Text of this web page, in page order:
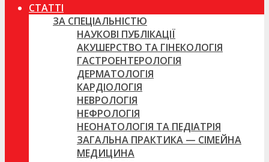
СТАТТІ
ЗА СПЕЦІАЛЬНІСТЮ
НАУКОВІ ПУБЛІКАЦІЇ
АКУШЕРСТВО ТА ГІНЕКОЛОГІЯ
ГАСТРОЕНТЕРОЛОГІЯ
ДЕРМАТОЛОГІЯ
КАРДІОЛОГІЯ
НЕВРОЛОГІЯ
НЕФРОЛОГІЯ
НЕОНАТОЛОГІЯ ТА ПЕДІАТРІЯ
ЗАГАЛЬНА ПРАКТИКА — СІМЕЙНА
МЕДИЦИНА